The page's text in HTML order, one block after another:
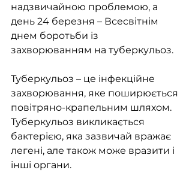
надзвичайною проблемою, а
день 24 березня – Всесвітнім
днем боротьби із
захворюванням на туберкульоз.
Туберкульоз – це інфекційне
захворювання, яке поширюється
повітряно-крапельним шляхом.
Туберкульоз викликається
бактерією, яка зазвичай вражає
легені, але також може вразити і
інші органи.